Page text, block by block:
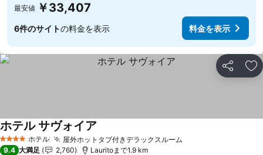
最安値 ￥33,407
6件のサイトの料金を表示 料金を表示
シェア お
4 ホテルのランク
ホテル 屋外ホットタブ付きデラックスルーム
ホテル サヴォイア
9.4 大満足 2,760 Lauritoまで1.9 km